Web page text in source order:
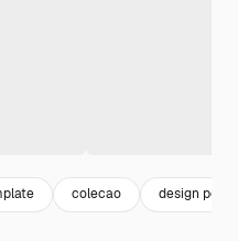
colecao design post